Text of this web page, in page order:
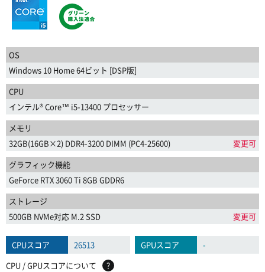
OS
Windows 10 Home 64ビット [DSP版]
CPU
インテル® Core™ i5-13400 プロセッサー
メモリ
32GB(16GB×2) DDR4-3200 DIMM (PC4-25600)
変更可
グラフィック機能
GeForce RTX 3060 Ti 8GB GDDR6
ストレージ
500GB NVMe対応 M.2 SSD
変更可
CPUスコア 26513 GPUスコア
-
CPU / GPUスコアについて
?